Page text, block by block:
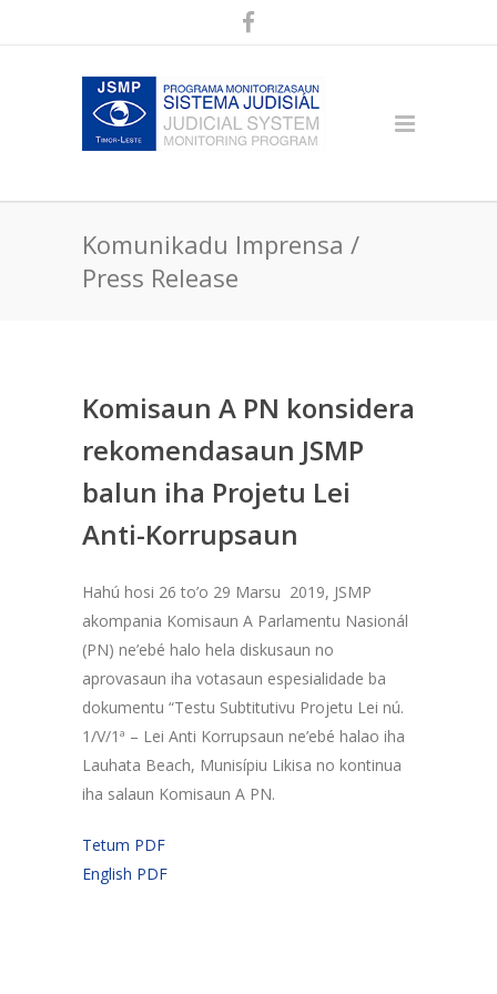
Komunikadu Imprensa /
Press Release
Komisaun A PN konsidera
rekomendasaun JSMP
balun iha Projetu Lei
Anti-Korrupsaun
Hahú hosi 26 to’o 29 Marsu 2019, JSMP
akompania Komisaun A Parlamentu Nasionál
(PN) ne’ebé halo hela diskusaun no
aprovasaun iha votasaun espesialidade ba
dokumentu “Testu Subtitutivu Projetu Lei nú.
1/V/1ª – Lei Anti Korrupsaun ne’ebé halao iha
Lauhata Beach, Munisípiu Likisa no kontinua
iha salaun Komisaun A PN.
Tetum PDF
English PDF